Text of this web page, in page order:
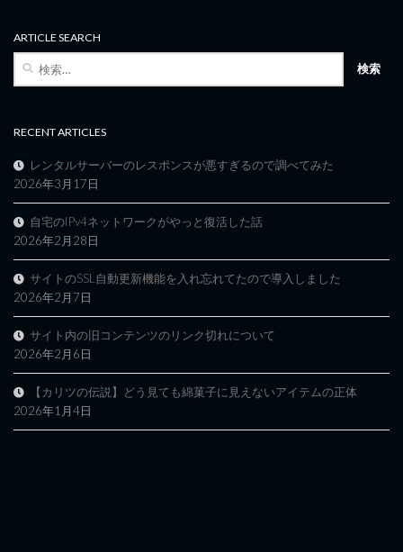
ARTICLE SEARCH
RECENT ARTICLES
レンタルサーバーのレスポンスが悪すぎるので調べてみた
2026年3月17日
自宅のIPv4ネットワークがやっと復活した話
2026年2月28日
サイトのSSL自動更新機能を入れ忘れてたので導入しました
2026年2月7日
サイト内の旧コンテンツのリンク切れについて
2026年2月6日
【カリツの伝説】どう見ても綿菓子に見えないアイテムの正体
2026年1月4日